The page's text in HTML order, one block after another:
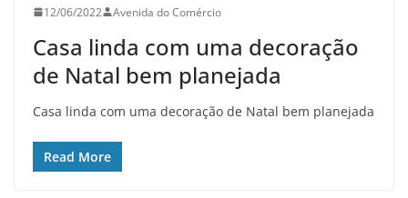
12/06/2022 Avenida do Comércio
Casa linda com uma decoração
de Natal bem planejada
Casa linda com uma decoração de Natal bem planejada
Read More